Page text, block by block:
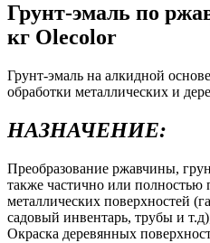
Грунт-эмаль по
кг Olecolor
Грунт-эмаль на алкидной
обработки металлических и
НАЗНАЧЕНИЕ:
Преобразование ржавчины,
также частично или
металлических поверхностей
садовый инвентарь, трубы и
Окраска деревянных